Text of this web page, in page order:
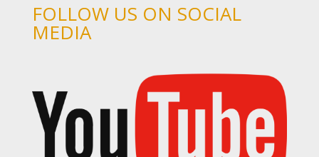
FOLLOW US ON SOCIAL
MEDIA